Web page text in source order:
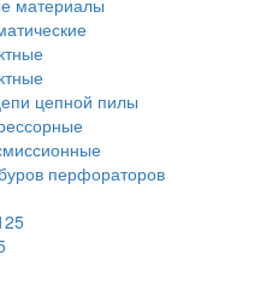
материалы
цепной пилы
перфораторов